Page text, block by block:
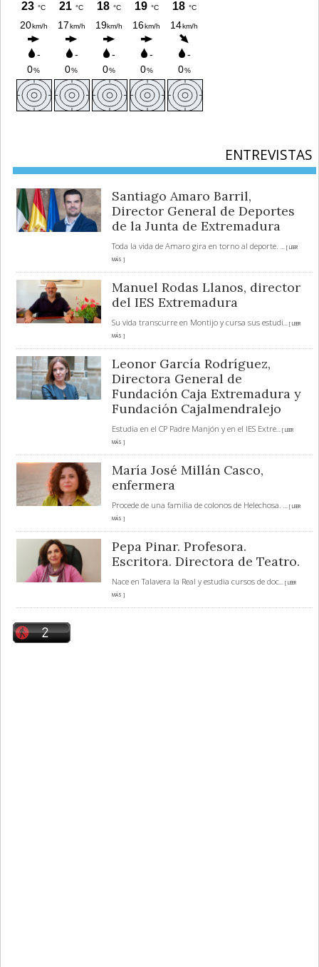
ENTREVISTAS
Santiago Amaro Barril,
Director General de Deportes
de la Junta de Extremadura
Toda la vida de Amaro gira en torno al deporte.
... [ LEER
MÁS ]
Manuel Rodas Llanos, director
del IES Extremadura
Su vida transcurre en Montijo y cursa sus estudi... [ LEER
MÁS ]
Leonor García Rodríguez,
Directora General de
Fundación Caja Extremadura y
Fundación Cajalmendralejo
Estudia en el CP Padre Manjón y en el IES Extre... [ LEER
MÁS ]
María José Millán Casco,
enfermera
Procede de una familia de colonos de Helechosa.
... [ LEER
MÁS ]
Pepa Pinar. Profesora.
Escritora. Directora de Teatro.
Nace en Talavera la Real y estudia cursos de doc... [ LEER
MÁS ]